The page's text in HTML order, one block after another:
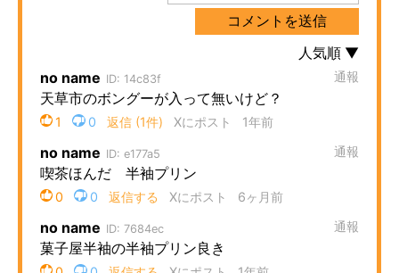
AI活用のいまが分かる
企業ITのトレンドを詳説
経営リーダーのコミュニティ
ITエンジニア向け専門サイト